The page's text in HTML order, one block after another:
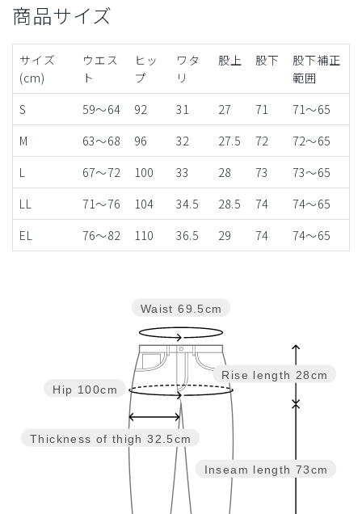
商品サイズ
サイズ
(cm)
ウエス
ト
ヒッ
プ
ワタ
リ
股上 股下
股下補正
範囲
S
59～64 92 31 27 71
71〜65
M
63～68 96 32 27.5 72
72〜65
L
67～72 100 33 28 73
73〜65
LL
71～76 104 34.5 28.5 74
74〜65
EL
76～82 110 36.5 29 74 74〜65
Inseam length 73cm
Rise length 28cm
Thickness of thigh 32.5cm
Hip 100cm
Waist 69.5cm